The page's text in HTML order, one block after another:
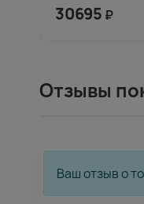
30695 ₽
Отзывы
Ваш отзыв о